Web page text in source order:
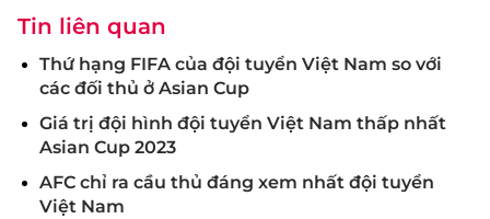
Tin liên quan
Thứ hạng FIFA của đội tuyển Việt Nam so với
các đối thủ ở Asian Cup
Giá trị đội hình đội tuyển Việt Nam thấp nhất
Asian Cup 2023
AFC chỉ ra cầu thủ đáng xem nhất đội tuyển
Việt Nam